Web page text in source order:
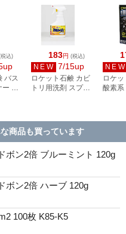
込)
バス
詰
183円 (税込)
NEW 7/15up
ロケット石鹸 カビ
トリ用洗剤 スプレ
NEW
ロケ
酸素系
商品も買っています
ボン2倍 ブルーミント 120g
ボン2倍 ハーブ 120g
100枚 K85-K5